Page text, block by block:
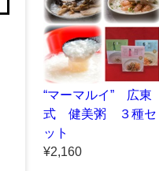
“マーマルイ” 広東
式 健美粥 ３種セ
ット
¥2,160